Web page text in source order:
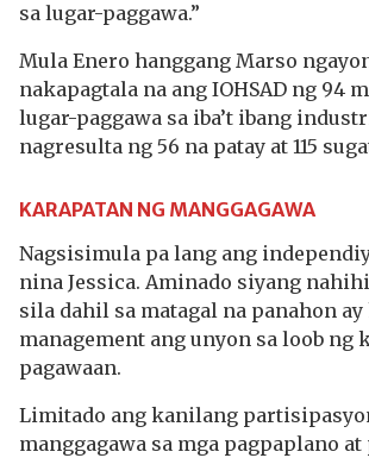
sa lugar-paggawa.”
Mula Enero hanggang Marso
nakapagtala na ang IOHSAD ng 94
lugar-paggawa sa iba’t ibang
nagresulta ng 56 na patay at 115
KARAPATAN NG MANGGAGAWA
Nagsisimula pa lang ang
nina Jessica. Aminado siyang
sila dahil sa matagal na panahon
management ang unyon sa loob ng
pagawaan.
Limitado ang kanilang
manggagawa sa mga pagpaplano